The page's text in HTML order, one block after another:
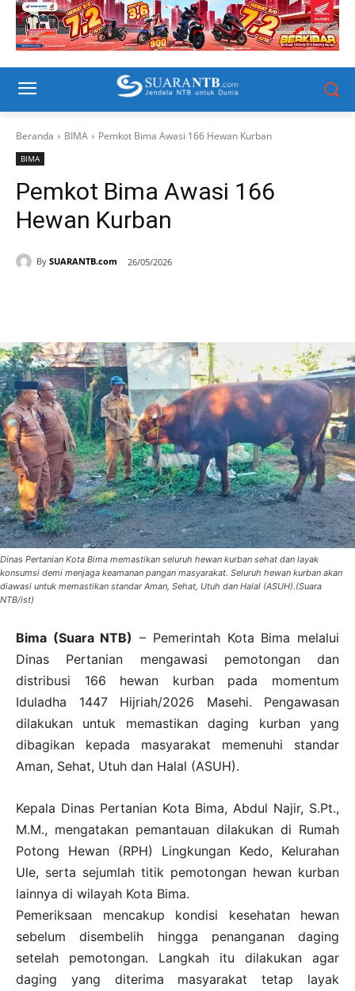
Beranda BIMA Pemkot Bima Awasi 166 Hewan Kurban
BIMA
Pemkot Bima Awasi 166
Hewan Kurban
By SUARANTB.com 26/05/2026
Dinas Pertanian Kota Bima memastikan seluruh hewan kurban sehat dan layak
konsumsi demi menjaga keamanan pangan masyarakat. Seluruh hewan kurban akan
diawasi untuk memastikan standar Aman, Sehat, Utuh dan Halal (ASUH).(Suara
NTB/ist)
Bima (Suara NTB) – Pemerintah Kota Bima melalui
Dinas Pertanian mengawasi pemotongan dan
distribusi 166 hewan kurban pada momentum
Iduladha 1447 Hijriah/2026 Masehi. Pengawasan
dilakukan untuk memastikan daging kurban yang
dibagikan kepada masyarakat memenuhi standar
Aman, Sehat, Utuh dan Halal (ASUH).
Kepala Dinas Pertanian Kota Bima, Abdul Najir, S.Pt.,
M.M., mengatakan pemantauan dilakukan di Rumah
Potong Hewan (RPH) Lingkungan Kedo, Kelurahan
Ule, serta sejumlah titik pemotongan hewan kurban
lainnya di wilayah Kota Bima.
Pemeriksaan mencakup kondisi kesehatan hewan
sebelum disembelih hingga penanganan daging
setelah pemotongan. Langkah itu dilakukan agar
daging yang diterima masyarakat tetap layak